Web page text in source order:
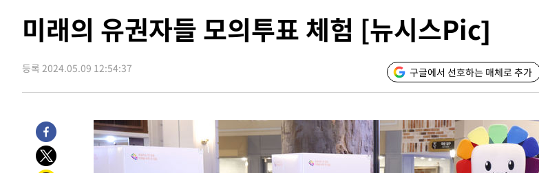
-16952초 전 >[속보]합수본, '투표율 허위 입력' 중앙·서울·경기도 선관위 등 9곳
압수수색
-16503초 전 >[속보]삼성전자·SK하이닉스 동반 강보합…1%대 상승 출발
-13622초 전 >
시리아 다마스쿠스 교외에서 미니버스 폭발.. 14명 부상, 3명은 중
-12920초 전 >
입추에도 극한더위…서울 낮 39도 '폭염중대경보'
-7884초 전 >
이란, 호르무즈서 "적국 목표물들"과 대치로 남부 케슘섬에서 두차
미래의 유권자들 모의투표 체험 [뉴시스Pic]
등록 2024.05.09 12:54:37 구글에서 선호하는 매체로 추가